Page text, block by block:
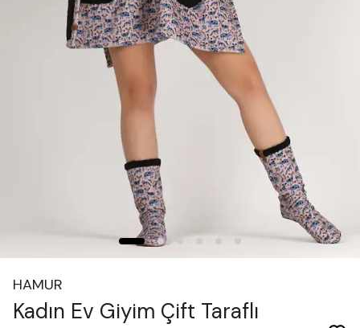
HAMUR
Kadın Ev Giyim Çift Taraflı